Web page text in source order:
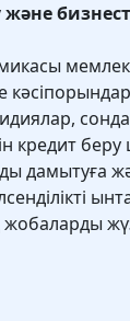
кредит беру
дамытуға